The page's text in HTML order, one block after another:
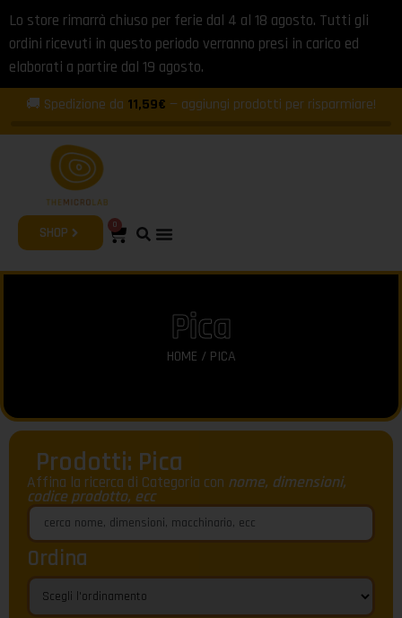
Lo store rimarrà chiuso per ferie dal 4 al 18 agosto. Tutti gli
ordini ricevuti in questo periodo verranno presi in carico ed
elaborati a partire dal 19 agosto.
🚚 Spedizione da 11,59€ — aggiungi prodotti per risparmiare!
SHOP 0
Pica
HOME / PICA
Prodotti: Pica
Affina la ricerca di Categoria con nome, dimensioni,
codice prodotto, ecc
Ordina